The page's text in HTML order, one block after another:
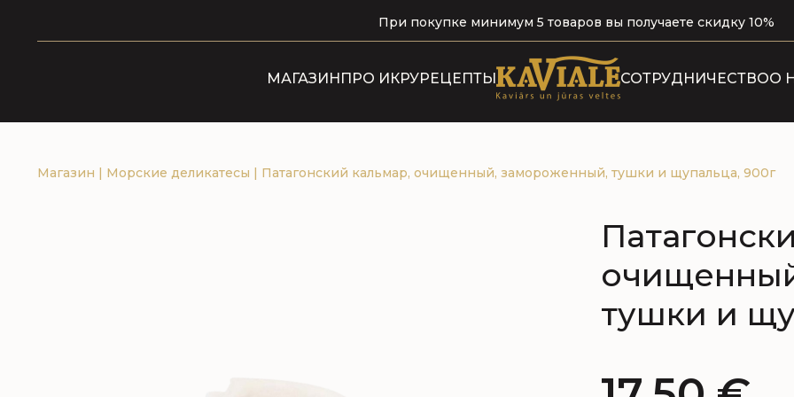
При покупке минимум 5 товаров вы получаете скидку 10%
МАГАЗИНПРО ИКРУРЕЦЕПТЫ СОТРУДНИЧЕСТВОО
Магазин | Морские деликатесы | Патагонский кальмар, очищенный, замороженный, тушки и щупальца, 900г
тушки и